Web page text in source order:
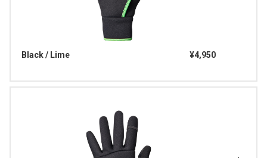
Black / Lime ¥4,950